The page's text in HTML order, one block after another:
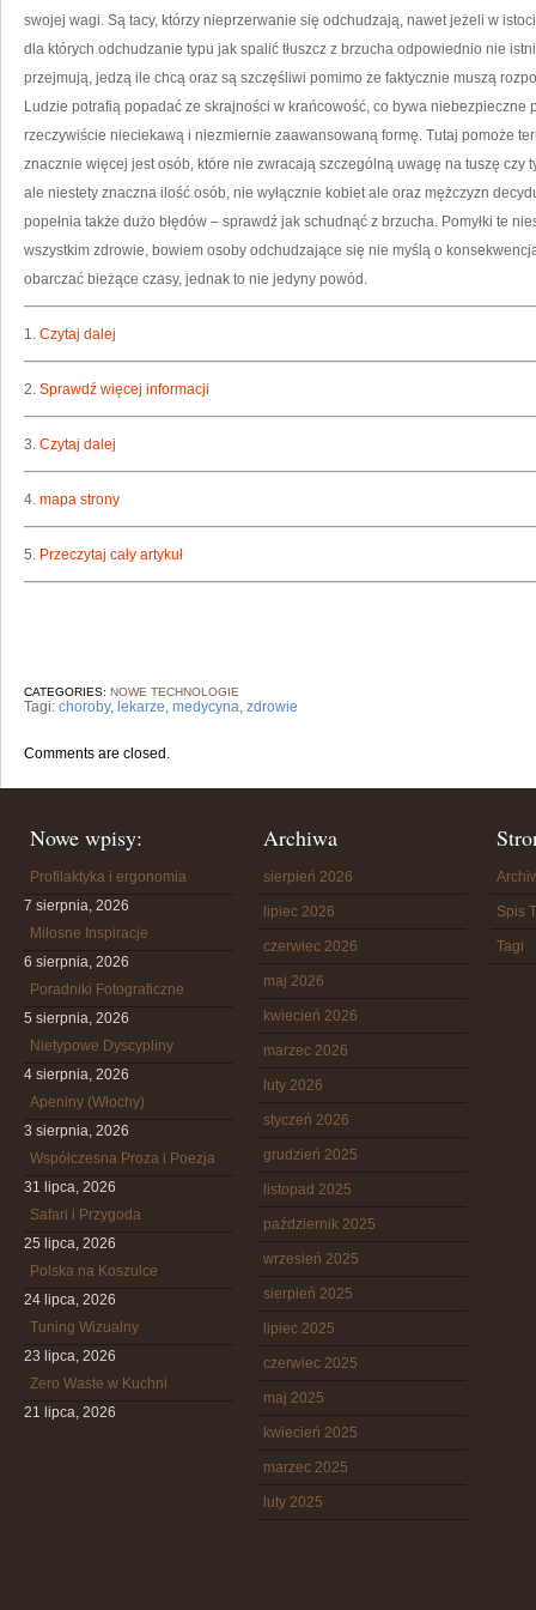
swojej wagi. Są tacy, którzy nieprzerwanie się odchudzają, nawet jeżeli w
dla których odchudzanie typu jak spalić tłuszcz z brzucha odpowiednio nie
przejmują, jedzą ile chcą oraz są szczęśliwi pomimo że faktycznie muszą
Ludzie potrafią popadać ze skrajności w krańcowość, co bywa niebezpieczne
rzeczywiście nieciekawą i niezmiernie zaawansowaną formę. Tutaj pomoże
znacznie więcej jest osób, które nie zwracają szczególną uwagę na tuszę czy
ale niestety znaczna ilość osób, nie wyłącznie kobiet ale oraz mężczyzn
popełnia także dużo błędów – sprawdź jak schudnąć z brzucha. Pomyłki te
wszystkim zdrowie, bowiem osoby odchudzające się nie myślą o
obarczać bieżące czasy, jednak to nie jedyny powód.
1. Czytaj dalej
2. Sprawdź więcej informacji
3. Czytaj dalej
4. mapa strony
5. Przeczytaj cały artykuł
CATEGORIES: NOWE TECHNOLOGIE
Tagi: choroby, lekarze, medycyna, zdrowie
Comments are closed.
Nowe wpisy:
Profilaktyka i ergonomia
7 sierpnia, 2026
Miłosne Inspiracje
6 sierpnia, 2026
Poradniki Fotograficzne
5 sierpnia, 2026
Nietypowe Dyscypliny
4 sierpnia, 2026
Apeniny (Włochy)
3 sierpnia, 2026
Współczesna Proza i Poezja
31 lipca, 2026
Safari i Przygoda
25 lipca, 2026
Polska na Koszulce
24 lipca, 2026
Tuning Wizualny
23 lipca, 2026
Zero Waste w Kuchni
21 lipca, 2026
Archiwa
sierpień 2026
lipiec 2026
czerwiec 2026
maj 2026
kwiecień 2026
marzec 2026
luty 2026
styczeń 2026
grudzień 2025
listopad 2025
październik 2025
wrzesień 2025
sierpień 2025
lipiec 2025
czerwiec 2025
maj 2025
kwiecień 2025
marzec 2025
luty 2025
Spis
Tagi